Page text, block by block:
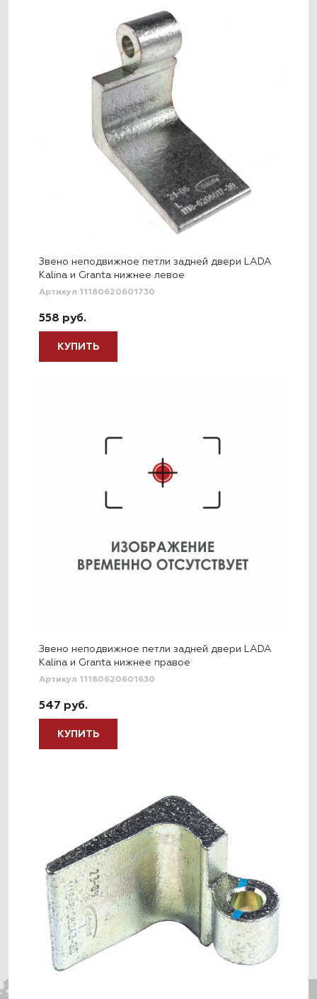
Звено неподвижное петли задней двери LADA
Kalina и Granta нижнее левое
Артикул 11180620601730
558 руб.
КУПИТЬ
Звено неподвижное петли задней двери LADA
Kalina и Granta нижнее правое
Артикул 11180620601630
547 руб.
КУПИТЬ